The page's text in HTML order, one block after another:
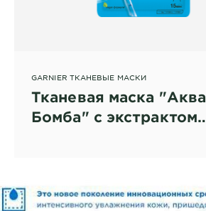
GARNIER ТКАНЕВЫЕ МАСКИ
Тканевая маска "Аква
Бомба" с экстрактом